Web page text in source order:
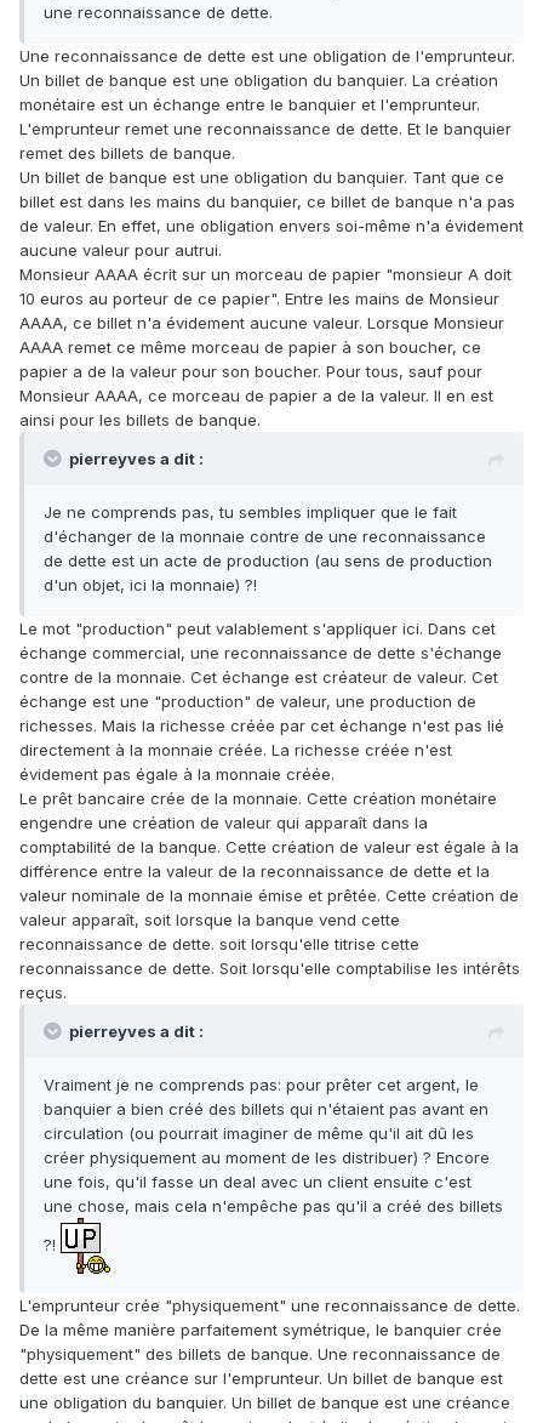
une reconnaissance de dette.
Une reconnaissance de dette est une obligation de l'emprunteur.
Un billet de banque est une obligation du banquier. La création
monétaire est un échange entre le banquier et l'emprunteur.
L'emprunteur remet une reconnaissance de dette. Et le banquier
remet des billets de banque.
Un billet de banque est une obligation du banquier. Tant que ce
billet est dans les mains du banquier, ce billet de banque n'a pas
de valeur. En effet, une obligation envers soi-même n'a évidement
aucune valeur pour autrui.
Monsieur AAAA écrit sur un morceau de papier "monsieur A doit
10 euros au porteur de ce papier". Entre les mains de Monsieur
AAAA, ce billet n'a évidement aucune valeur. Lorsque Monsieur
AAAA remet ce même morceau de papier à son boucher, ce
papier a de la valeur pour son boucher. Pour tous, sauf pour
Monsieur AAAA, ce morceau de papier a de la valeur. Il en est
ainsi pour les billets de banque.
pierreyves a dit :
Je ne comprends pas, tu sembles impliquer que le fait
d'échanger de la monnaie contre de une reconnaissance
de dette est un acte de production (au sens de production
d'un objet, ici la monnaie) ?!
Le mot "production" peut valablement s'appliquer ici. Dans cet
échange commercial, une reconnaissance de dette s'échange
contre de la monnaie. Cet échange est créateur de valeur. Cet
échange est une "production" de valeur, une production de
richesses. Mais la richesse créée par cet échange n'est pas lié
directement à la monnaie créée. La richesse créée n'est
évidement pas égale à la monnaie créée.
Le prêt bancaire crée de la monnaie. Cette création monétaire
engendre une création de valeur qui apparaît dans la
comptabilité de la banque. Cette création de valeur est égale à la
différence entre la valeur de la reconnaissance de dette et la
valeur nominale de la monnaie émise et prêtée. Cette création de
valeur apparaît, soit lorsque la banque vend cette
reconnaissance de dette. soit lorsqu'elle titrise cette
reconnaissance de dette. Soit lorsqu'elle comptabilise les intérêts
reçus.
pierreyves a dit :
Vraiment je ne comprends pas: pour prêter cet argent, le
banquier a bien créé des billets qui n'étaient pas avant en
circulation (ou pourrait imaginer de même qu'il ait dû les
créer physiquement au moment de les distribuer) ? Encore
une fois, qu'il fasse un deal avec un client ensuite c'est
une chose, mais cela n'empêche pas qu'il a créé des billets
?!
L'emprunteur crée "physiquement" une reconnaissance de dette.
De la même manière parfaitement symétrique, le banquier crée
"physiquement" des billets de banque. Une reconnaissance de
dette est une créance sur l'emprunteur. Un billet de banque est
une obligation du banquier. Un billet de banque est une créance